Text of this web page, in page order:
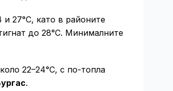
27°C, като в районите
до 28°C. Минималните
22–24°C, с по-топла
.